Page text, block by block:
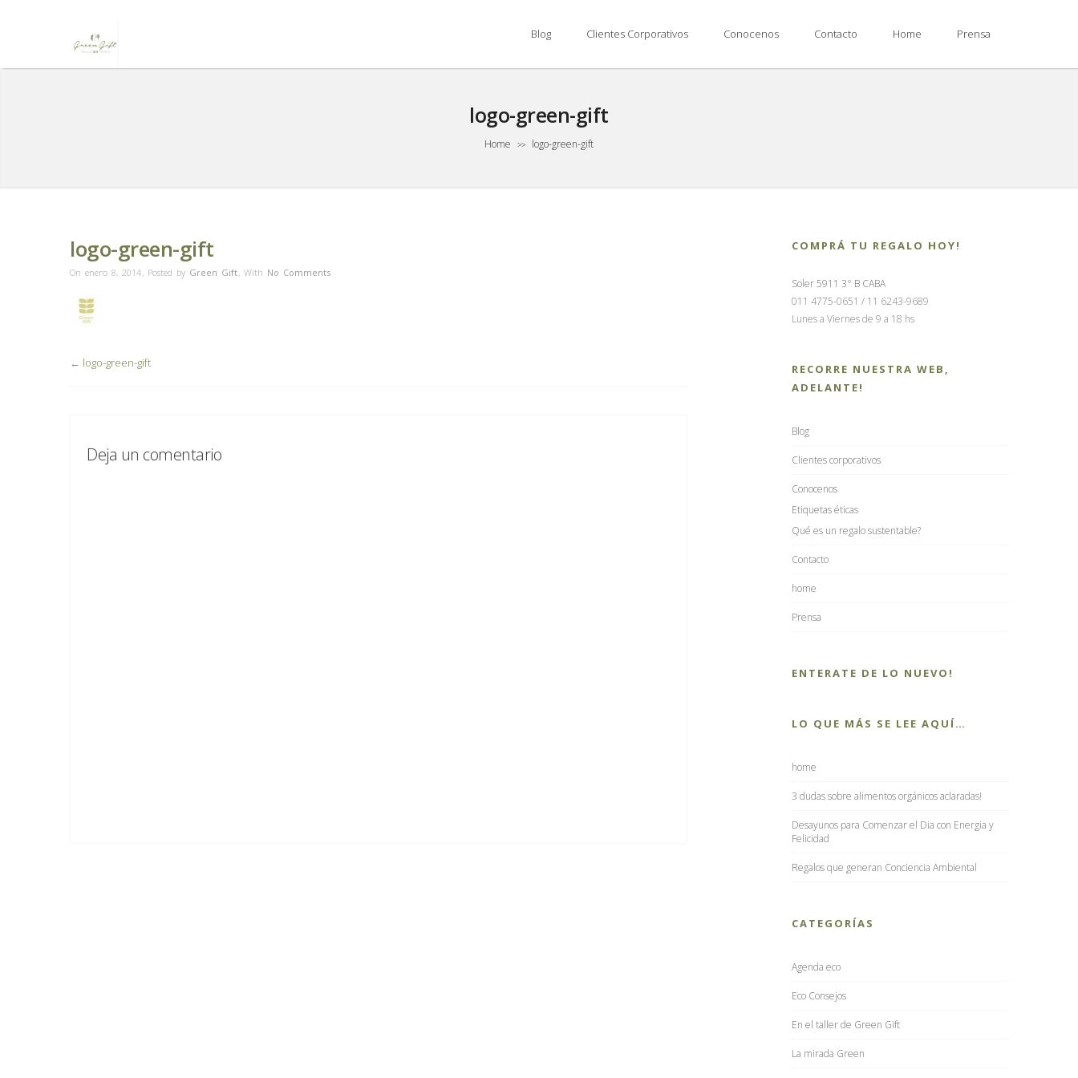
Blog Clientes Corporativos Conocenos Contacto Home Prensa
logo-green-gift
Home >> logo-green-gift
logo-green-gift
On enero 8, 2014, Posted by Green Gift, With No Comments
← logo-green-gift
Deja un comentario
COMPRÁ TU REGALO HOY!
Soler 5911 3° B CABA
011 4775-0651 / 11 6243-9689
Lunes a Viernes de 9 a 18 hs
RECORRE NUESTRA WEB,
ADELANTE!
Blog
Clientes corporativos
Conocenos
Etiquetas éticas
Qué es un regalo sustentable?
Contacto
home
Prensa
ENTERATE DE LO NUEVO!
LO QUE MÁS SE LEE AQUÍ…
home
3 dudas sobre alimentos orgánicos aclaradas!
Desayunos para Comenzar el Dia con Energia y
Felicidad
Regalos que generan Conciencia Ambiental
CATEGORÍAS
Agenda eco
Eco Consejos
En el taller de Green Gift
La mirada Green